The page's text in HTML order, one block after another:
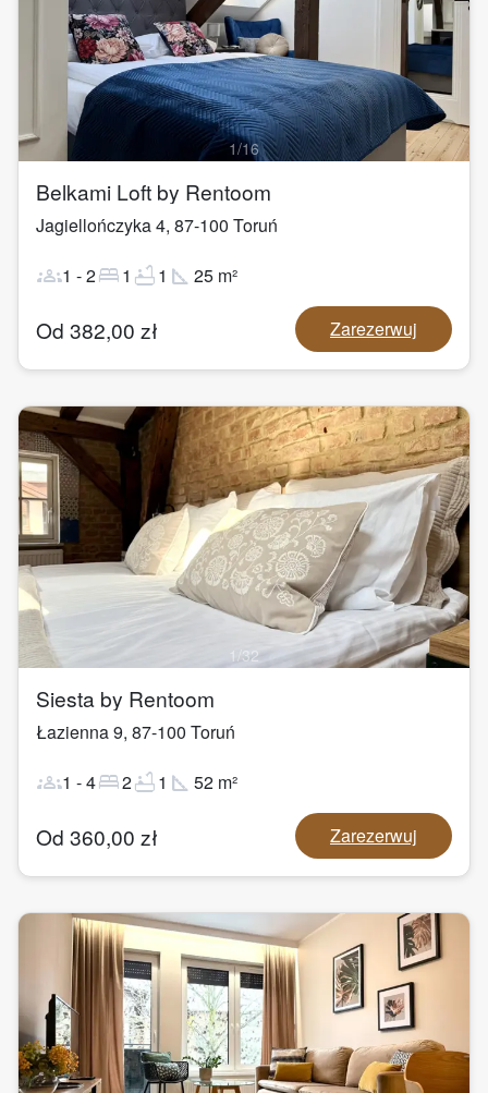
1/16
Belkami Loft by Rentoom
Jagiellończyka 4, 87-100 Toruń
groups1 -2bed1 bathtub1 square_foot 25 m²
Od 382,00 zł Zarezerwuj
1 /32
Siesta by Rentoom
Łazienna 9, 87-100 Toruń
groups1 -4bed2bathtub1 square_foot 52 m²
Od 360,00 zł Zarezerwuj